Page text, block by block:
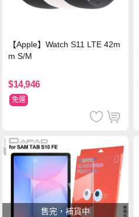
【Apple】Watch S11 LTE 42m
m S/M
$14,946
免運
售完，補貨中